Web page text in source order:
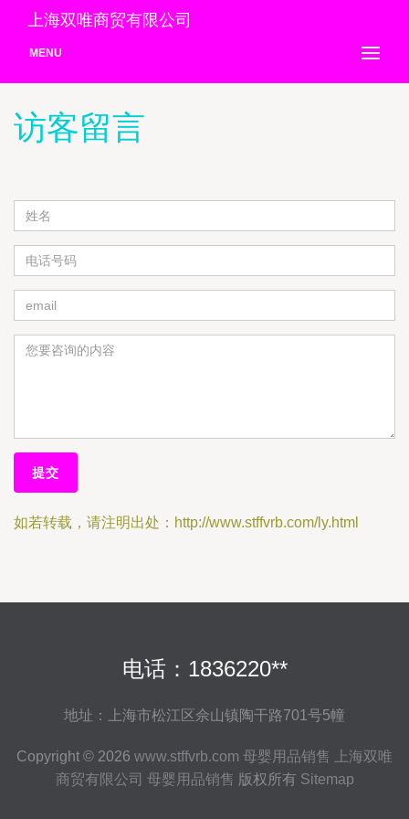
上海双唯商贸有限公司
MENU
访客留言
如若转载，请注明出处：http://www.stffvrb.com/ly.html
电话：1836220**
地址：上海市松江区佘山镇陶干路701号5幢
Copyright © 2026 www.stffvrb.com 母婴用品销售
上海双唯
商贸有限公司 母婴用品销售 版权所有 Sitemap